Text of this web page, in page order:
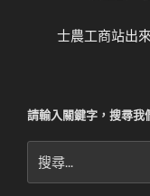
士農工商站出
請輸入關鍵字，搜尋我
尋